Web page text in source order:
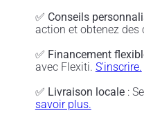
✅ Conseils
action et obtenez des
✅ Financement
avec Flexiti. S'inscrire.
✅ Livraison locale:
savoir plus.